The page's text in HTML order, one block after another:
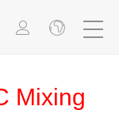
Mixing